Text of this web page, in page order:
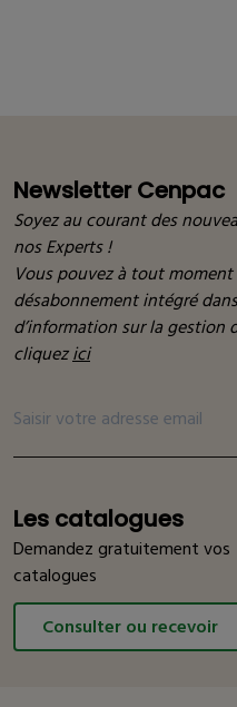
Newsletter Cenpac
Soyez au courant des
nos Experts !
Vous pouvez à tout
désabonnement intégré
d’information sur la gestion
cliquezici
Les catalogues
Demandez gratuitement vos
catalogues
Consulter ou recevoir